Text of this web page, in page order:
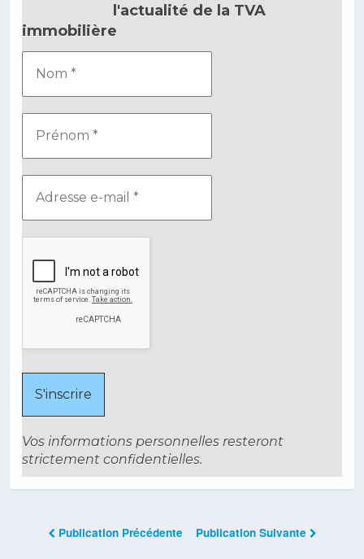
l'actualité de la TVA
immobilière
Vos informations personnelles resteront
strictement confidentielles.
Publication Précédente Publication Suivante